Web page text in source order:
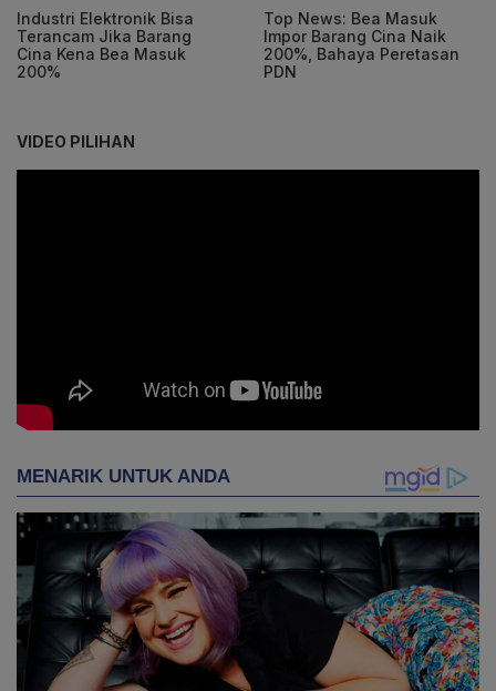
Industri Elektronik Bisa
Terancam Jika Barang
Cina Kena Bea Masuk
200%
Top News: Bea Masuk
Impor Barang Cina Naik
200%, Bahaya Peretasan
PDN
VIDEO PILIHAN